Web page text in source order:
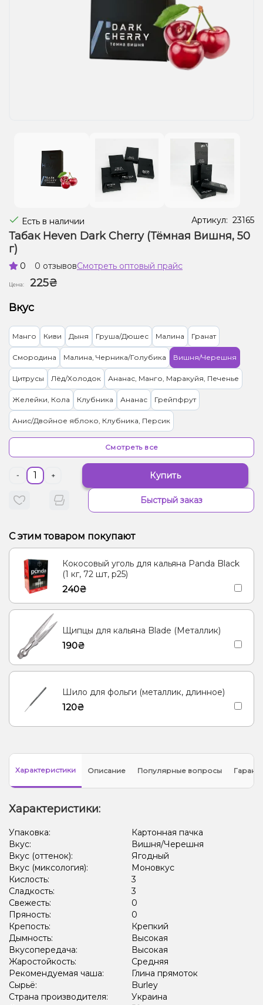
Жидкости для электронных сигарет
Подарочные наборы
Есть в наличии Артикул: 23165
Табак Heven Dark Cherry (Тёмная Вишня, 50
г)
0 0 отзывовСмотреть оптовый прайс
Цена:
225₴
Вкус
Манго Киви Дыня Груша/Дюшес Малина Гранат
Смородина Малина, Черника/Голубика Вишня/Черешня
Цитрусы Лёд/Холодок Ананас, Манго, Маракуйя, Печенье
Желейки, Кола Клубника Ананас Грейпфрут
Анис/Двойное яблоко, Клубника, Персик
Маракуйя Лимон Энергетик Апельсин
Кофе Елка Асаи
Апельсин, Лимонад Абрикос, Нектарин Арбуз
Смотреть все
- + Купить
Быстрый заказ
С этим товаром покупают
Кокосовый уголь для кальяна Panda Black
(1 кг, 72 шт, р25)
240₴
Щипцы для кальяна Blade (Металлик)
190₴
Шило для фольги (металлик, длинное)
120₴
Характеристики Описание Популярные вопросы
Характеристики:
Упаковка:
Картонная пачка
Вкус:
Вишня/Черешня
Вкус (оттенок):
Ягодный
Вкус (миксология):
Моновкус
Кислость:
3
Сладкость:
3
Свежесть:
0
Пряность:
0
Крепость:
Крепкий
Дымность:
Высокая
Вкусопередача:
Высокая
Жаростойкость:
Средняя
Рекомендуемая чаша:
Глина прямоток
Сырьё:
Burley
Страна производителя:
Украина